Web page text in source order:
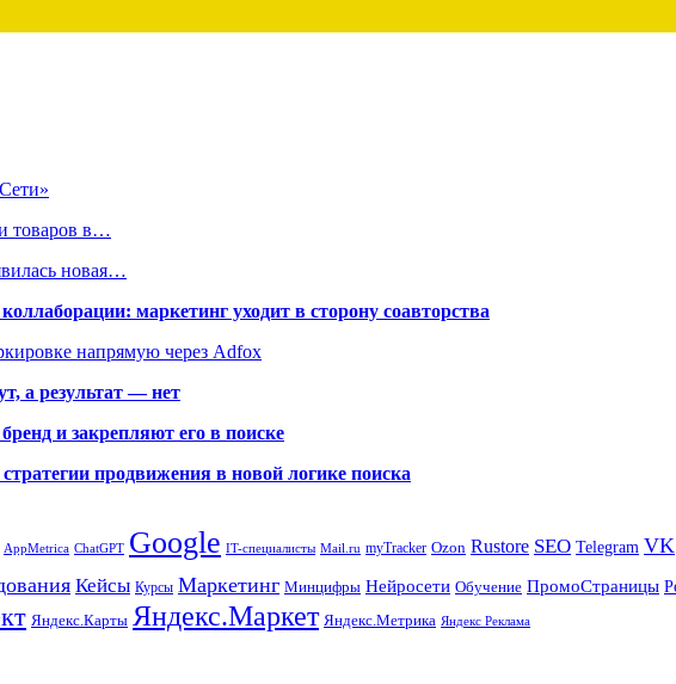
товаров в…
новая…
маркетинг уходит в сторону соавторства
напрямую через Adfox
а результат — нет
и закрепляют его в поиске
продвижения в новой логике поиска
AppMetrica ChatGPT Google IT-специалисты Mail.ru myTracker Ozon Rustore SEO Telegram VK
Кейсы Курсы Маркетинг Минцифры Нейросети Обучение ПромоСтраницы
Яндекс.Карты Яндекс.Маркет Яндекс.Метрика Яндекс Реклама